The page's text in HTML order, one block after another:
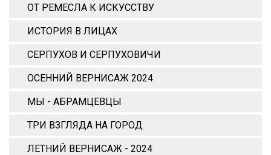
ОТ РЕМЕСЛА К ИСКУССТВУ
ИСТОРИЯ В ЛИЦАХ
СЕРПУХОВ И СЕРПУХОВИЧИ
ОСЕННИЙ ВЕРНИСАЖ 2024
МЫ - АБРАМЦЕВЦЫ
ТРИ ВЗГЛЯДА НА ГОРОД
ЛЕТНИЙ ВЕРНИСАЖ - 2024